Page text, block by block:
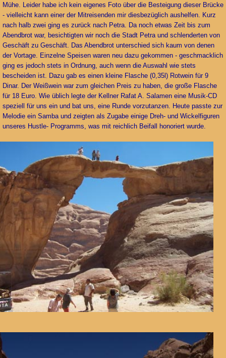
Mühe. Leider habe ich kein eigenes Foto über die Besteigung dieser Brücke
- vielleicht kann einer der Mitreisenden mir diesbezüglich aushelfen. Kurz
nach halb zwei ging es zurück nach Petra. Da noch etwas Zeit bis zum
Abendbrot war, besichtigten wir noch die Stadt Petra und schlenderten von
Geschäft zu Geschäft. Das Abendbrot unterschied sich kaum von denen
der Vortage. Einzelne Speisen waren neu dazu gekommen - geschmacklich
ging es jedoch stets in Ordnung, auch wenn die Auswahl wie stets
bescheiden ist. Dazu gab es einen kleine Flasche (0,35l) Rotwein für 9
Dinar. Der Weißwein war zum gleichen Preis zu haben, die große Flasche
für 18 Euro. Wie üblich legte der Kellner Rafat A. Salamen eine Musik-CD
speziell für uns ein und bat uns, eine Runde vorzutanzen. Heute passte zur
Melodie ein Samba und zeigten als Zugabe einige Dreh- und Wickelfiguren
unseres Hustle- Programms, was mit reichlich Beifall honoriert wurde.